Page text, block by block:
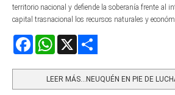
territorio nacional y defiende la soberanía frente al
capital trasnacional los recursos naturales y
FacebookWhatsApp
LEER MÁS…NEUQUÉN EN PIE DE